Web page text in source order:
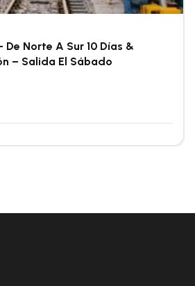
Norte A Sur 10 Días &
– Salida El Sábado